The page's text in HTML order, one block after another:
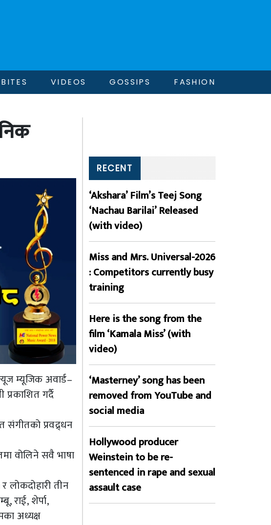
VIDEOS GOSSIPS FASHION
म्यूजिक अवार्ड–
गर्दै
संगीतको प्रवद्र्धन
वोलिने सवै भाषा
लोकदोहारी तीन
राई, शेर्पा,
अध्यक्ष
RECENT
‘Akshara’ Film’s Teej Song
‘Nachau Barilai’ Released
(with video)
Miss and Mrs. Universal-2026
: Competitors currently busy
training
Here is the song from the
film ‘Kamala Miss’ (with
video)
‘Masterney’ song has been
removed from YouTube and
social media
Hollywood producer
Weinstein to be re-
sentenced in rape and sexual
assault case